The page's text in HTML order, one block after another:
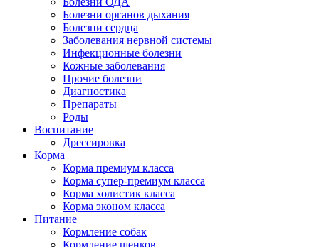
Болезни органов дыхания
Болезни сердца
Заболевания нервной системы
Инфекционные болезни
Кожные заболевания
Прочие болезни
Диагностика
Препараты
Роды
Воспитание
Дрессировка
Корма
Корма премиум класса
Корма супер-премиум класса
Корма холистик класса
Корма эконом класса
Питание
Кормление собак
Кормление щенков